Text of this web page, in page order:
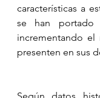
características a
se han portado
incrementando
presenten en sus